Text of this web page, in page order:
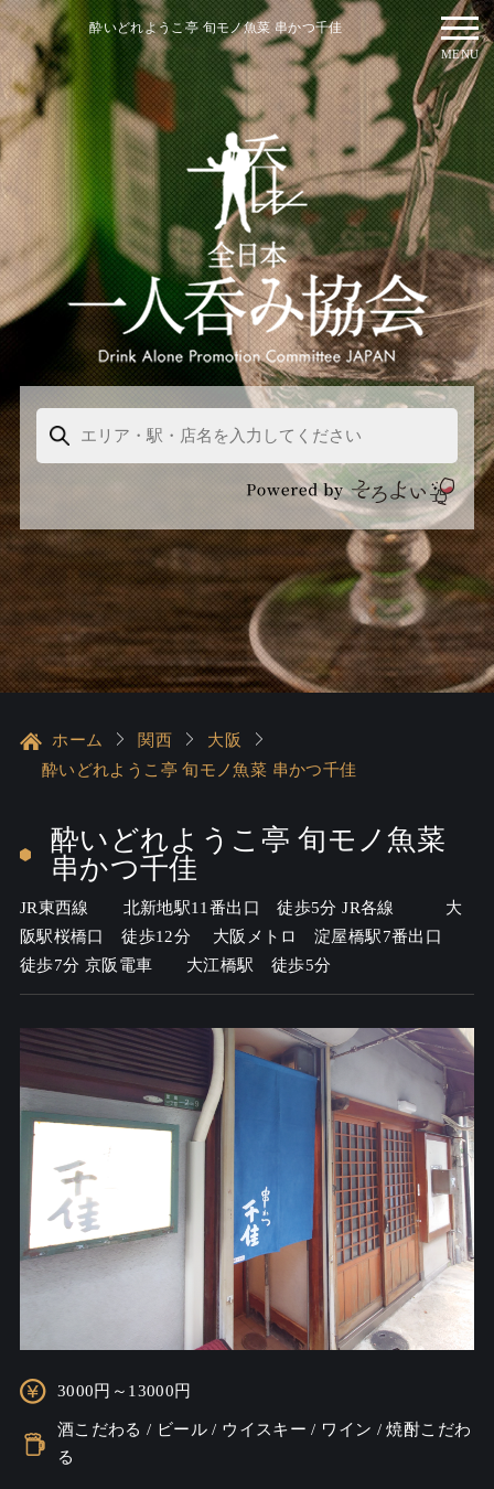
酔いどれようこ亭 旬モノ魚菜 串かつ千佳
MENU
ホーム 関西
大阪
酔いどれようこ亭 旬モノ魚菜 串かつ千佳
酔いどれようこ亭 旬モノ魚菜
串かつ千佳
JR東西線 北新地駅11番出口 徒歩5分 JR各線 大
阪駅桜橋口 徒歩12分 大阪メトロ 淀屋橋駅7番出口
徒歩7分 京阪電車 大江橋駅 徒歩5分
3000円～13000円
酒こだわる / ビール / ウイスキー / ワイン / 焼酎こだわ
る